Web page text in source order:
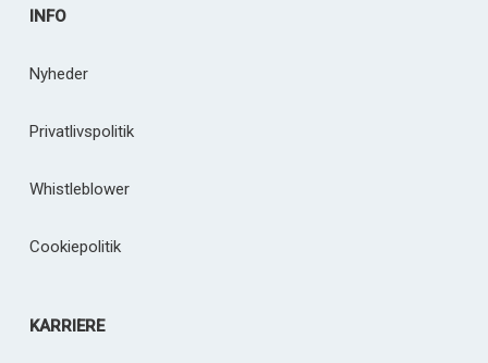
INFO
Nyheder
Privatlivspolitik
Whistleblower
Cookiepolitik
KARRIERE